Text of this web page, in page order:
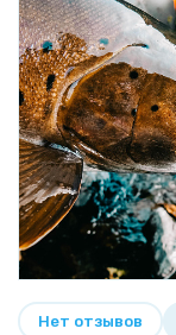
Нет отзывов